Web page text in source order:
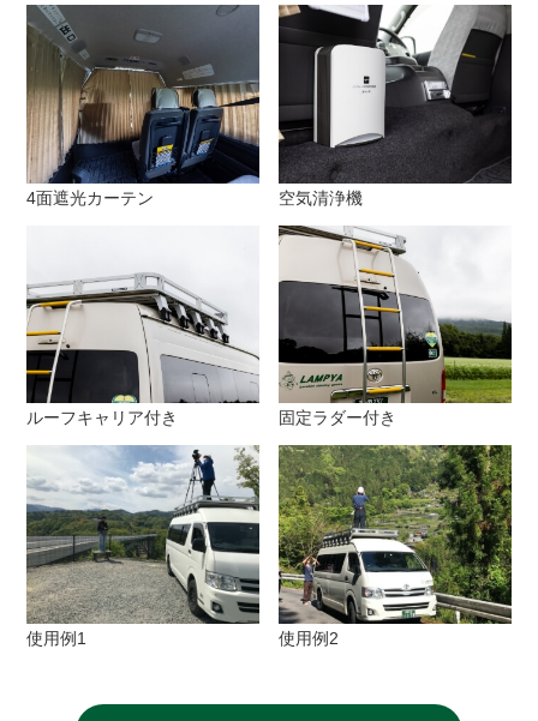
4面遮光カーテン 空気清浄機
ルーフキャリア付き 固定ラダー付き
使用例1 使用例2